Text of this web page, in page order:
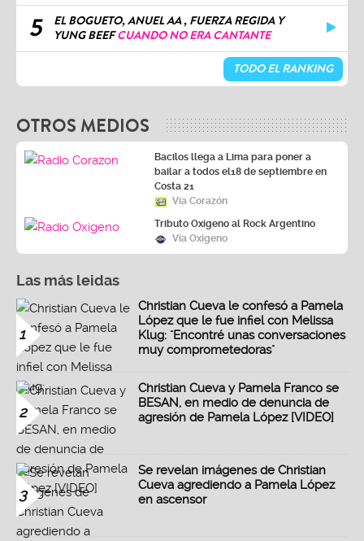
5
EL BOGUETO, ANUEL AA , FUERZA REGIDA Y
YUNG BEEFCUANDO NO ERA CANTANTE
TODO EL RANKING
OTROS MEDIOS
Bacilos llega a Lima para poner a
bailar a todos el18 de septiembre en
Costa 21
Vía Corazón
Tributo Oxígeno al Rock Argentino
Vía Oxígeno
Las más leidas
1
Christian Cueva le confesó a Pamela
López que le fue infiel con Melissa
Klug: "Encontré unas conversaciones
muy comprometedoras"
2
Christian Cueva y Pamela Franco se
BESAN, en medio de denuncia de
agresión de Pamela López [VIDEO]
3
Se revelan imágenes de Christian
Cueva agrediendo a Pamela López
en ascensor